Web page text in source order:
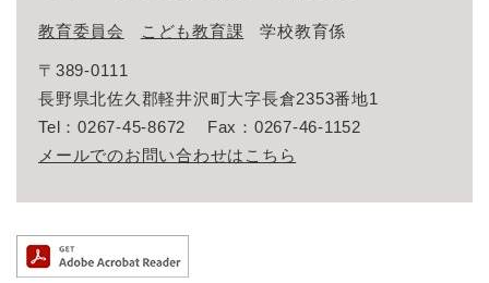
教育委員会 こども教育課 学校教育係
〒389-0111
長野県北佐久郡軽井沢町大字長倉2353番地1
Tel：0267-45-8672
Fax：0267-46-1152
メールでのお問い合わせはこちら